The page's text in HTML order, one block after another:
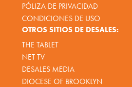
PÓLIZA DE PRIVACIDAD
CONDICIONES DE USO
OTROS SITIOS DE DESALES:
THE TABLET
NET TV
DESALES MEDIA
DIOCESE OF BROOKLYN